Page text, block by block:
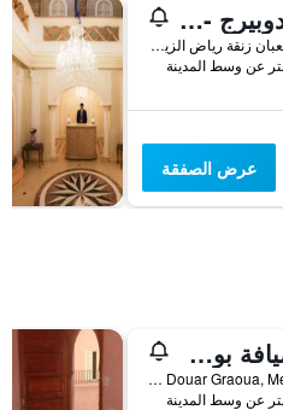
أمور دوبيرج - بيت شباب
1 درب شعبان زنقة رياض الزيتون القديم, مراكش, المغرب
عرض الصفقة
دار ضيافة بوهو 27، مراكش
27 Derb Cherkaoui Douar Graoua, Medina, مراكش, المغرب